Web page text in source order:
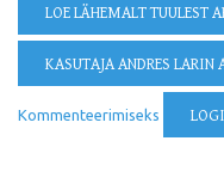
LOE LÄHEMALTTUULEST
KASUTAJA ANDRES LARIN
Kommenteerimiseks